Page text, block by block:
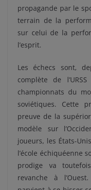
propagande par le
terrain de la
sur celui de la
l’esprit.
Les échecs sont,
complète de
championnats du
soviétiques. Cette
preuve de la
modèle sur
joueurs, les États-
l’école échiquéenne
prodige va
revanche à